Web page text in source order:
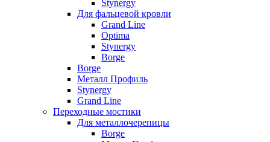
Stynergy
Для фальцевой кровли
Grand Line
Optima
Stynergy
Borge
Borge
Металл Профиль
Stynergy
Grand Line
Переходные мостики
Для металлочерепицы
Borge